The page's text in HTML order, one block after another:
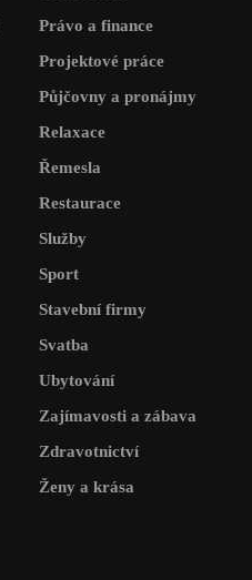
Právo a finance
Projektové práce
Půjčovny a pronájmy
Relaxace
Řemesla
Restaurace
Služby
Sport
Stavební firmy
Svatba
Ubytování
Zajímavosti a zábava
Zdravotnictví
Ženy a krása